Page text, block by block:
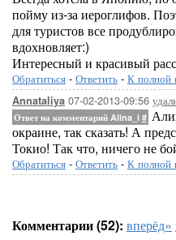
пойму из-за иероглифов.
для туристов все
вдохновляет:)
Интересный и красивый
Обратиться - Ответить - К полной
Annataliya 07-02-2013-09:56
Ответ на комментарий Alina_i #
окраине, так сказать! А
Токио! Так что, ничего не
Обратиться - Ответить - К полной
Комментарии (52): вперёд»